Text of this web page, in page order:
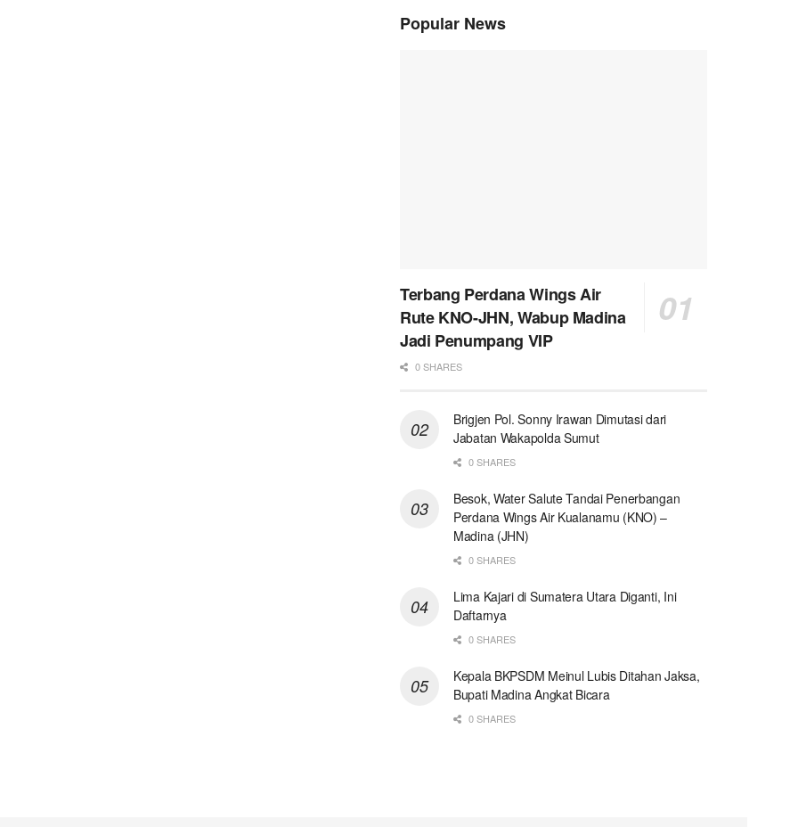
Popular News
Terbang Perdana Wings Air
Rute KNO-JHN, Wabup Madina
Jadi Penumpang VIP
0 SHARES
Brigjen Pol. Sonny Irawan Dimutasi dari
Jabatan Wakapolda Sumut
0 SHARES
Besok, Water Salute Tandai Penerbangan
Perdana Wings Air Kualanamu (KNO) –
Madina (JHN)
0 SHARES
Lima Kajari di Sumatera Utara Diganti, Ini
Daftarnya
0 SHARES
Kepala BKPSDM Meinul Lubis Ditahan Jaksa,
Bupati Madina Angkat Bicara
0 SHARES